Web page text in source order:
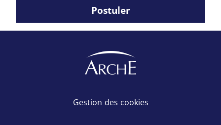
Postuler
Gestion des cookies